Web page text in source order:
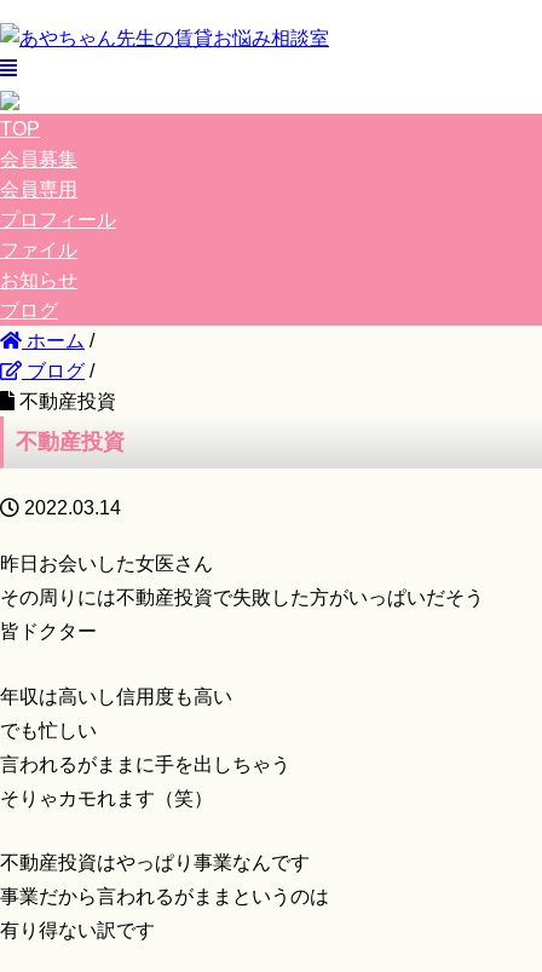
TOP
会員募集
会員専用
プロフィール
ファイル
お知らせ
ブログ
ホーム /
ブログ /
不動産投資
不動産投資
2022.03.14
昨日お会いした女医さん
その周りには不動産投資で失敗した方がいっぱいだそう
皆ドクター
年収は高いし信用度も高い
でも忙しい
言われるがままに手を出しちゃう
そりゃカモれます（笑）
不動産投資はやっぱり事業なんです
事業だから言われるがままというのは
有り得ない訳です